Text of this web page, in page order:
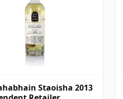
Staoisha 2013